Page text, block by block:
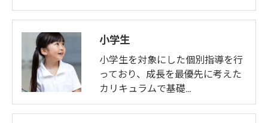
小学生
小学生を対象にした個別指導を行
っており、成長を最優先に考えた
カリキュラムで基礎…